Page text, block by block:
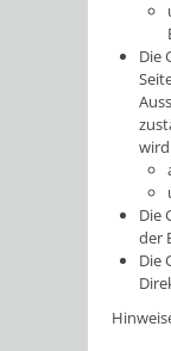
Die
Die
der
Die